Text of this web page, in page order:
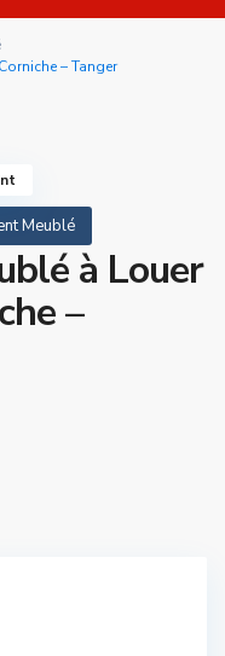
– Tanger
Meublé
à Louer
–